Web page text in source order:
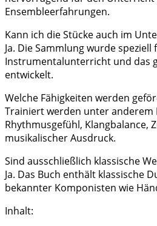
Ensembleerfahrungen.
Kann ich die Stücke auch im
Ja. Die Sammlung wurde speziell
Instrumentalunterricht und das
entwickelt.
Welche Fähigkeiten werden
Trainiert werden unter anderem
Rhythmusgefühl, Klangbalance,
musikalischer Ausdruck.
Sind ausschließlich klassische
Ja. Das Buch enthält klassische
bekannter Komponisten wie
Inhalt: